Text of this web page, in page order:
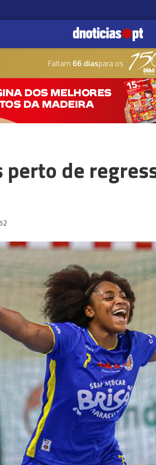
Faltam 66 diaspara os
perto de